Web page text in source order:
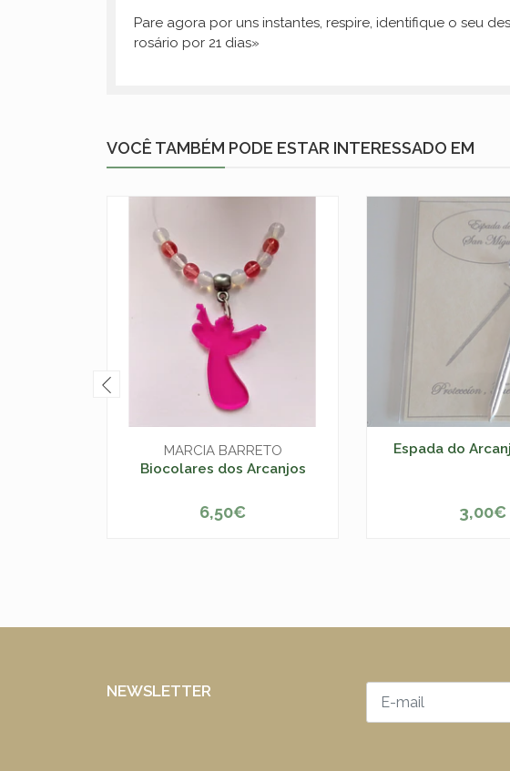
Pare agora por uns instantes, respire, identifique o seu
rosário por 21 dias»
VOCÊ TAMBÉM PODE ESTAR INTERESSADO EM
MARCIA BARRETO
Biocolares dos Arcanjos
VER OPÇÕES
6,50€
Espada do
3,00€
NEWSLETTER